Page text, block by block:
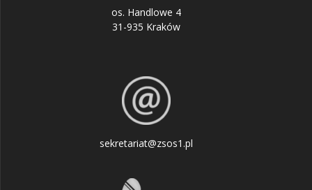
os. Handlowe 4
31-935 Kraków
sekretariat@zsos1.pl